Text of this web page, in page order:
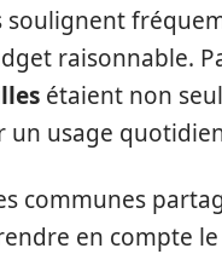
soulignent
raisonnable.
étaient non
un usage
communes
en compte